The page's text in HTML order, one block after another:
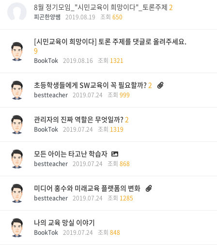
8월 정기모임_"시민교육이 희망이다"_토론주제 2
피곤한양쌤 2019.08.19 조회 650
[시민교육이 희망이다] 토론 주제를 댓글로 올려주세요.
9
BookTok 2019.08.16 조회 1321
초등학생들에게 SW교육이 꼭 필요할까? 2
bestteacher 2019.07.24 조회 999
관리자의 진짜 역할은 무엇일까? 2
BookTok 2019.07.24 조회 1319
모든 아이는 타고난 학습자
bestteacher 2019.07.24 조회 868
미디어 홍수와 미래교육 플랫폼의 변화
bestteacher 2019.07.24 조회 1285
나의 교육 망실 이야기
BookTok 2019.07.24 조회 848